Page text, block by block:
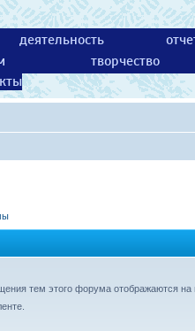
деятельность
творчество
тем этого форума отображаются на